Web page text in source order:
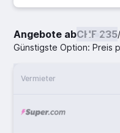
Angebote abCHF 235/
Günstigste Option: Preis
Vermieter